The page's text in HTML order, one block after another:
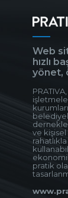
Web
hızlı
yönet,
ve
rahatlıkla
pratik